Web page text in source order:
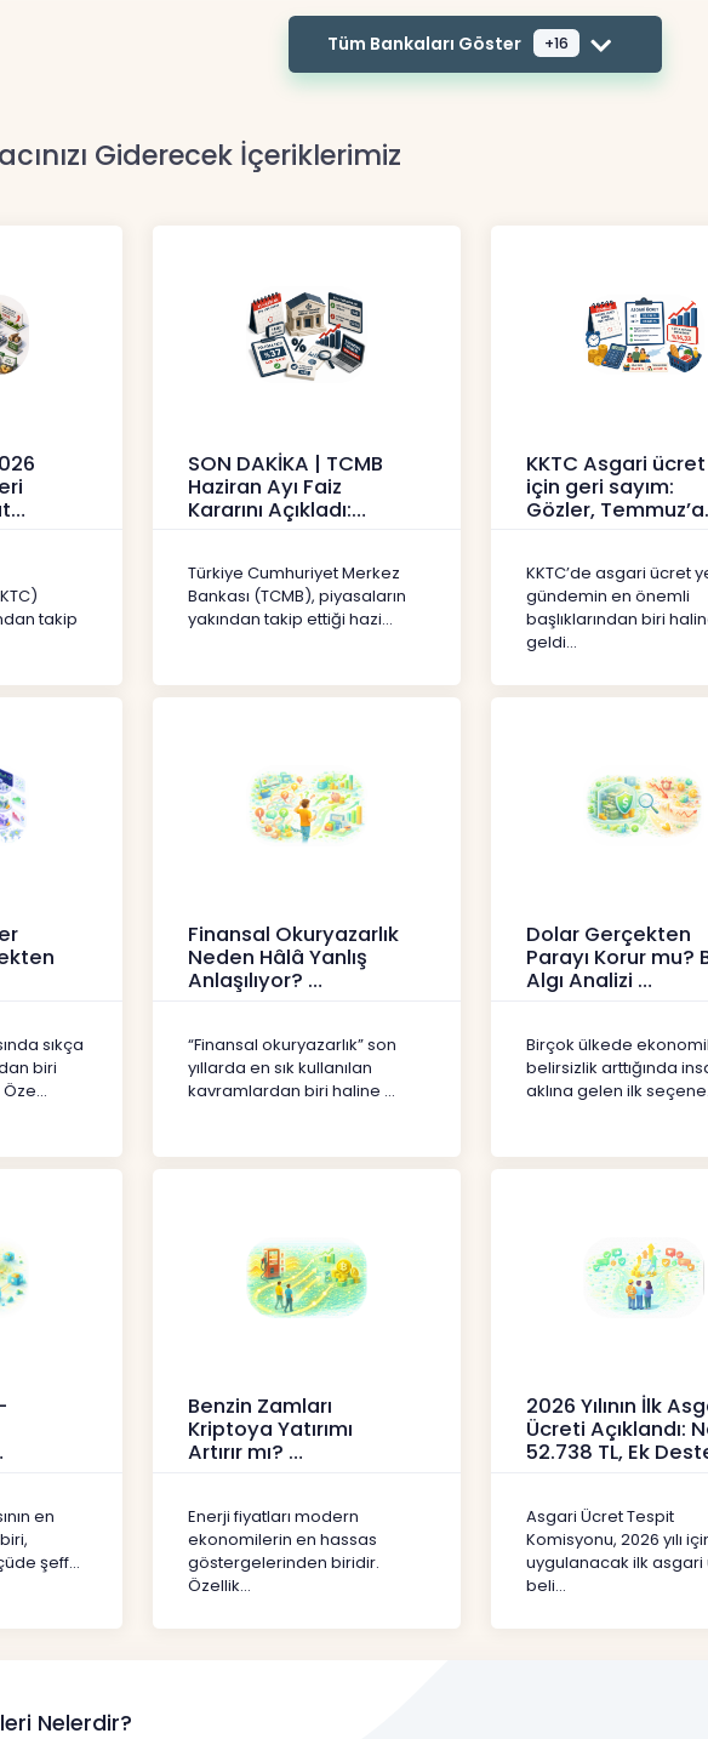
Tüm Bankaları Göster +16
Giderecek İçeriklerimiz
takip
SON DAKİKA | TCMB
Haziran Ayı Faiz
Kararını Açıkladı:
Haberler
Türkiye Cumhuriyet Merkez
Bankası (TCMB), piyasaların
yakından takip ettiği hazi...
KKTC Asgari ücret
için geri sayım:
Gözler, Temmuz’a
Haberler
KKTC’de asgari ücret
gündemin en önemli
başlıklarından biri
geldi...
sıkça
biri
Finansal Okuryazarlık
Neden Hâlâ Yanlış
Anlaşılıyor?
“Finansal okuryazarlık” son
yıllarda en sık kullanılan
kavramlardan biri haline ...
Dolar Gerçekten
Parayı Korur mu?
Algı Analizi
Birçok ülkede
belirsizlik arttığında
aklına gelen ilk
en
şeff...
Benzin Zamları
Kriptoya Yatırımı
Artırır mı?
Enerji fiyatları modern
ekonomilerin en hassas
göstergelerinden biridir.
Özellik...
2026 Yılının İlk
Ücreti Açıklandı:
52.738 TL, Ek
Asgari Ücret Tespit
Komisyonu, 2026 yılı
uygulanacak ilk asgari
beli...
Nelerdir?